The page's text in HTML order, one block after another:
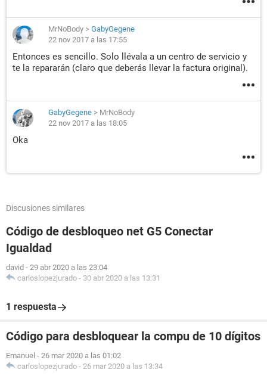
MrNoBody > GabyGegene
22 nov 2017 a las 17:55
Entonces es sencillo. Solo llévala a un centro de servicio y
te la repararán (claro que deberás llevar la factura original).
GabyGegene > MrNoBody
22 nov 2017 a las 18:05
Oka
Discusiones similares
Código de desbloqueo net G5 Conectar
Igualdad
david - 29 abr 2020 a las 23:04
carloslopezjurado - 30 abr 2020 a las 13:31
1 respuesta
Código para desbloquear la compu de 10 dígitos
Emanuel - 26 mar 2020 a las 01:02
carloslopezjurado - 26 mar 2020 a las 13:34